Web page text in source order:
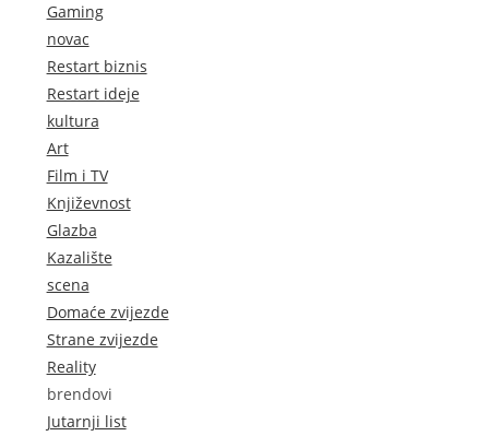
Gaming
novac
Restart biznis
Restart ideje
kultura
Art
Film i TV
Književnost
Glazba
Kazalište
scena
Domaće zvijezde
Strane zvijezde
Reality
brendovi
Jutarnji list